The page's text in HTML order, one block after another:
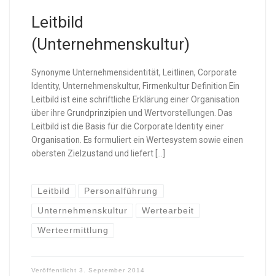
Leitbild
(Unternehmenskultur)
Synonyme Unternehmensidentität, Leitlinen, Corporate
Identity, Unternehmenskultur, Firmenkultur Definition Ein
Leitbild ist eine schriftliche Erklärung einer Organisation
über ihre Grundprinzipien und Wertvorstellungen. Das
Leitbild ist die Basis für die Corporate Identity einer
Organisation. Es formuliert ein Wertesystem sowie einen
obersten Zielzustand und liefert […]
Leitbild Personalführung
Unternehmenskultur Wertearbeit
Werteermittlung
Veröffentlicht 3. September 2014